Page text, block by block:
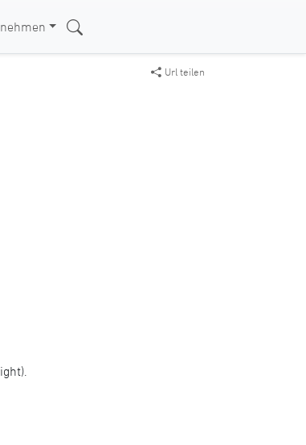
Url teilen